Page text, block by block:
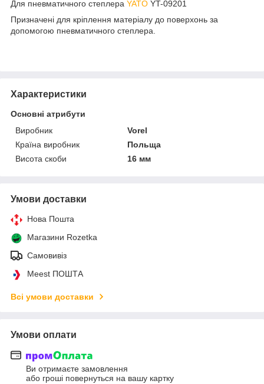
Для пневматичного степлера YATO YT-09201
Призначені для кріплення матеріалу до поверхонь за
допомогою пневматичного степлера.
Характеристики
Основні атрибути
Виробник
Vorel
Країна виробник
Польща
Висота скоби
16 мм
Умови доставки
Нова Пошта
Магазини Rozetka
Самовивіз
Meest ПОШТА
Всі умови доставки
Умови оплати
Ви отримаєте замовлення
або гроші повернуться на вашу картку